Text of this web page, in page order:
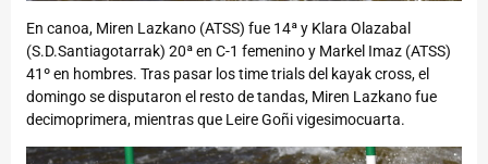
En canoa, Miren Lazkano (ATSS) fue 14ª y Klara Olazabal
(S.D.Santiagotarrak) 20ª en C-1 femenino y Markel Imaz (ATSS)
41º en hombres. Tras pasar los time trials del kayak cross, el
domingo se disputaron el resto de tandas, Miren Lazkano fue
decimoprimera, mientras que Leire Goñi vigesimocuarta.